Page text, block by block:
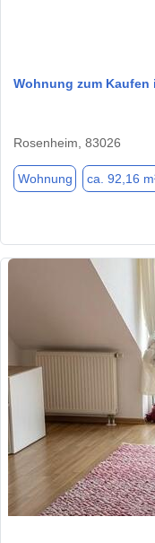
Wohnung zum Kaufen
Rosenheim, 83026
Wohnung ca. 92,16